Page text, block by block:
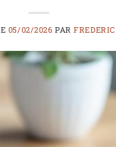
05/02/2026 PARFREDERIC